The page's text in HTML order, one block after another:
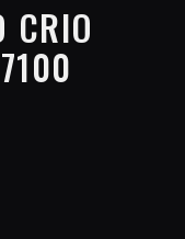
CRIO